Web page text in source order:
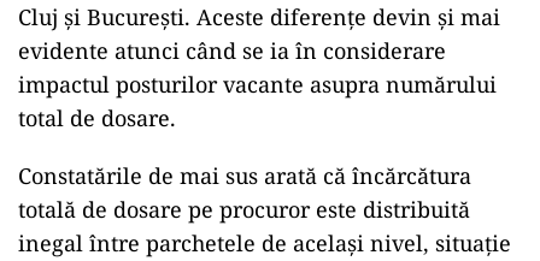
Cluj și București. Aceste diferențe devin și mai
evidente atunci când se ia în considerare
impactul posturilor vacante asupra numărului
total de dosare.
Constatările de mai sus arată că încărcătura
totală de dosare pe procuror este distribuită
inegal între parchetele de același nivel, situație